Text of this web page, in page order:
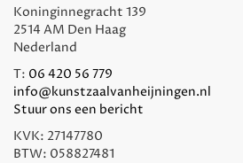
Koninginnegracht 139
2514 AM Den Haag
Nederland
T: 06 420 56 779
info@kunstzaalvanheijningen.nl
Stuur ons een bericht
KVK: 27147780
BTW: 058827481